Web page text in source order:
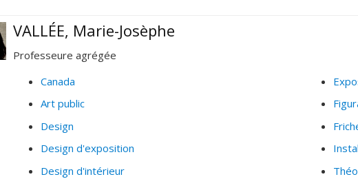
Histoire et théorie de l'architecture.
Raisonnement analogique, construction des métaphores et
Création et innovation dans les disciplines du projet (théories de
Études portant sur le rapport au corps en architecture et en
VALLÉE, Marie-Josèphe
Professeure agrégée
Canada
Art public
Design
Design d'exposition
Design d'intérieur